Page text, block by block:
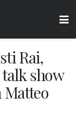
Rai,
show